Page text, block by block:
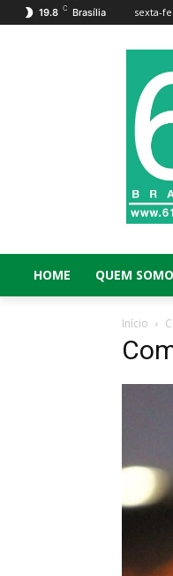
19.8 C Brasília sexta-
HOME QUEM
Início